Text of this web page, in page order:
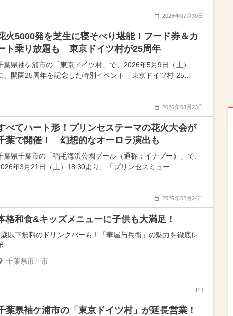
2026年07月30日
火5000発を芝生に寝そべり堪能！フード券＆カ
ト乗り放題も 東京ドイツ村が25周年
葉県袖ケ浦市の「東京ドイツ村」で、2026年5月9日（土）
、開園25周年を記念した特別イベント「東京ドイツ村 25…
2026年03月23日
べてハート形！プリンセステーマの花火大会が
葉で開催！ 幻想的なオーロラ演出も
葉県千葉市の「稲毛海浜公園プール（通称：イナプー）」で、
年3月21日（土）18:30より、「プリンセスミュー…
2026年02月24日
格和食&キッズメニューに子供も大満足！
以下無料のドリンクバーも！「華屋与兵衛」の魅力を徹底レ
千葉県市川市
PR
葉県袖ケ浦市の「東京ドイツ村」が延長営業！